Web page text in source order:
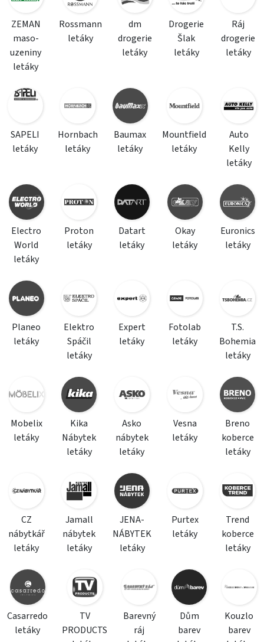
ZEMAN
maso-
uzeniny
letáky
Rossmann
letáky
dm
drogerie
letáky
Drogerie
Šlak
letáky
Ráj
drogerie
letáky
SAPELI
letáky
Hornbach
letáky
Baumax
letáky
Mountfield
letáky
Auto
Kelly
letáky
Electro
World
letáky
Proton
letáky
Datart
letáky
Okay
letáky
Euronics
letáky
Planeo
letáky
Elektro
Spáčil
letáky
Expert
letáky
Fotolab
letáky
T.S.
Bohemia
letáky
Mobelix
letáky
Kika
Nábytek
letáky
Asko
nábytek
letáky
Vesna
letáky
Breno
koberce
letáky
CZ
nábytkář
letáky
Jamall
nábytek
letáky
JENA-
NÁBYTEK
letáky
Purtex
letáky
Trend
koberce
letáky
Casarredo
letáky
TV
PRODUCTS
Barevný
ráj
Dům
barev
Kouzlo
barev